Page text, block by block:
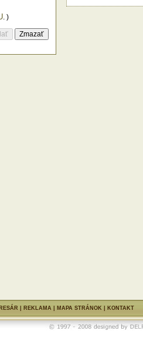
. )
REKLAMA MAPA STRÁNOK KONTAKT